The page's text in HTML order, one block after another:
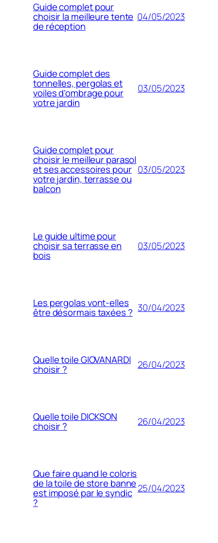
Guide complet pour
choisir la meilleure tente
de réception
04/05/2023
Guide complet des
tonnelles, pergolas et
voiles d’ombrage pour
votre jardin
03/05/2023
Guide complet pour
choisir le meilleur parasol
et ses accessoires pour
votre jardin, terrasse ou
balcon
03/05/2023
Le guide ultime pour
choisir sa terrasse en
bois
03/05/2023
Les pergolas vont-elles
être désormais taxées ? 30/04/2023
Quelle toile GIOVANARDI
choisir ? 26/04/2023
Quelle toile DICKSON
choisir ? 26/04/2023
Que faire quand le coloris
de la toile de store banne
est imposé par le syndic
?
25/04/2023